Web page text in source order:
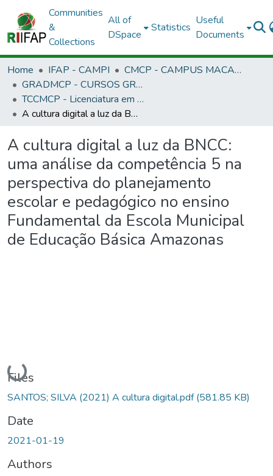
Communities
&
Collections
All of
DSpace
Statistics
Useful
Documents
Home IFAP - CAMPI
CMCP - CAMPUS MACAPÁ
GRADMCP - CURSOS GRADUAÇÃO - CAMPUS MACAPÁ
TCCMCP - Licenciatura em Informática
A cultura digital a luz da BNCC: uma análise da competência 5 na perspectiva do planejamento escolar e pedagógico no ensino Fundamental da Escola Municipal de Educação Básica Amazonas
A cultura digital a luz da BNCC:
uma análise da competência 5 na
perspectiva do planejamento
escolar e pedagógico no ensino
Fundamental da Escola Municipal
de Educação Básica Amazonas
Loading...
Files
SANTOS; SILVA (2021) A cultura digital.pdf(581.85 KB)
Date
2021-01-19
Authors